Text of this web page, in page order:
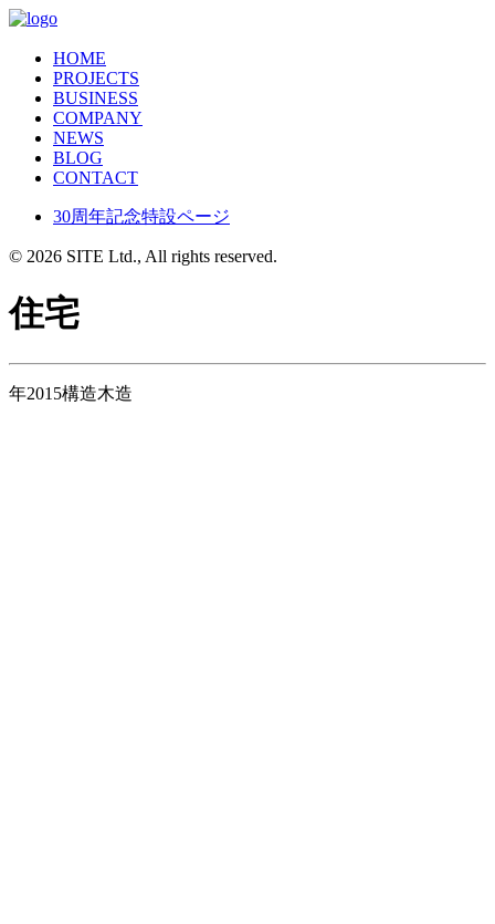
HOME
PROJECTS
BUSINESS
COMPANY
NEWS
BLOG
CONTACT
30周年記念特設ページ
© 2026 SITE Ltd., All rights reserved.
住宅
年2015構造木造